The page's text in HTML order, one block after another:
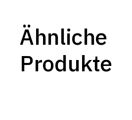
Ähnliche
Produkte